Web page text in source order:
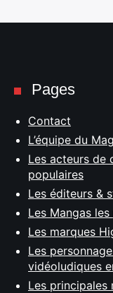
Pages
Contact
L’équipe du
Les acteurs de
populaires
Les éditeurs &
Les Mangas
Les marques
Les
vidéoludiques
Les principales